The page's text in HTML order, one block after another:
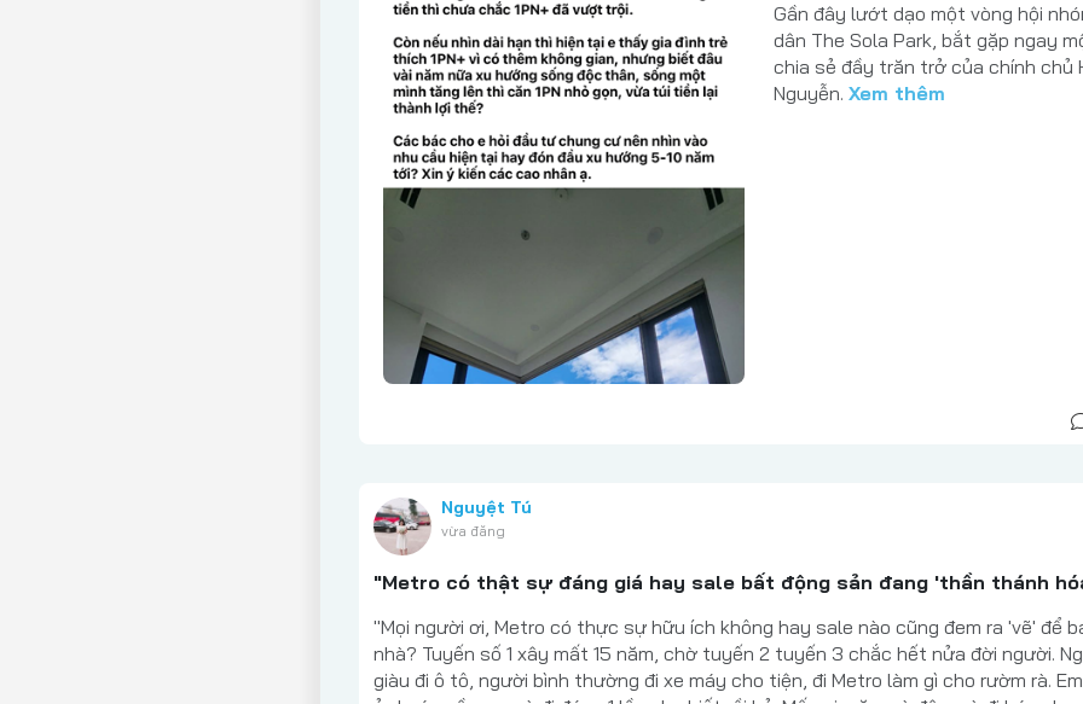
Gần đây lướt dạo một vòng hội
dân The Sola Park, bắt gặp ngay
chia sẻ đầy trăn trở của chính chủ
Nguyễn. Xem thêm
Nguyệt Tú
vừa đăng
"Metro có thật sự đáng giá hay sale bất động sản đang 'thần thánh
"Mọi người ơi, Metro có thực sự hữu ích không hay sale nào cũng đem ra 'vẽ' để
nhà? Tuyến số 1 xây mất 15 năm, chờ tuyến 2 tuyến 3 chắc hết nửa đời người.
giàu đi ô tô, người bình thường đi xe máy cho tiện, đi Metro làm gì cho rườm rà.